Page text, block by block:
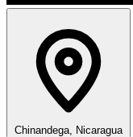
Chinandega, Nicaragua